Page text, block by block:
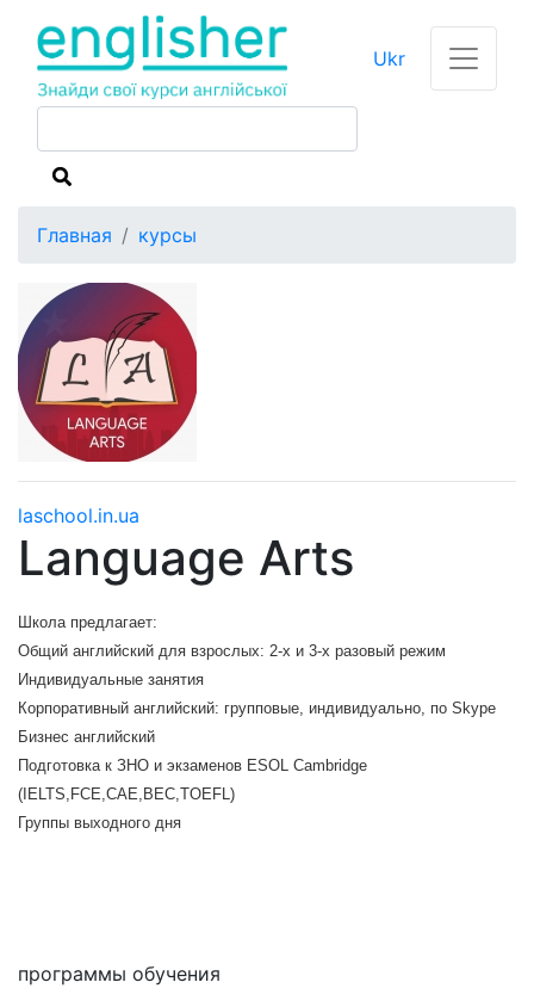
Ukr
Главная курсы
laschool.in.ua
Language Arts
Школа предлагает:
Общий английский для взрослых: 2-х и 3-х разовый режим
Индивидуальные занятия
Корпоративный английский: групповые, индивидуально, по Skype
Бизнес английский
Подготовка к ЗНО и экзаменов ESOL Cambridge
(IELTS,FCE,CAE,BEC,TOEFL)
Группы выходного дня
программы обучения